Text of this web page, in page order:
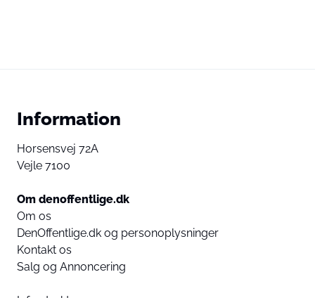
Information
Horsensvej 72A
Vejle 7100
Om denoffentlige.dk
Om os
DenOffentlige.dk og personoplysninger
Kontakt os
Salg og Annoncering